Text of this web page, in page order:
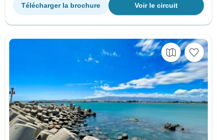
Voir le circuit
Télécharger la brochure